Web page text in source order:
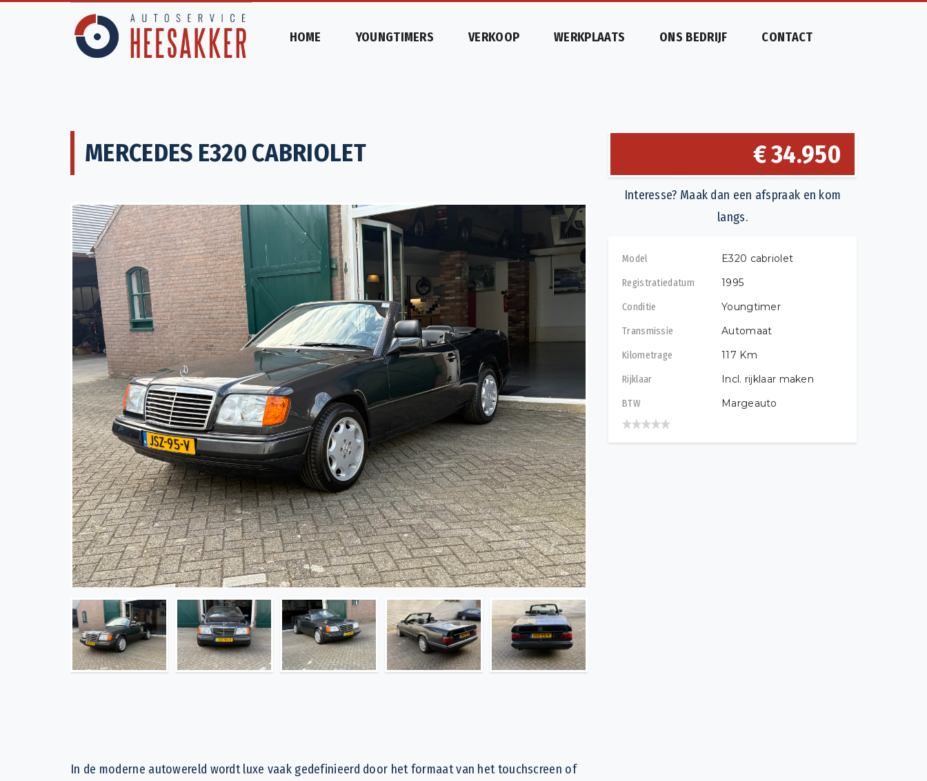
HOME YOUNGTIMERS VERKOOP WERKPLAATS ONS BEDRIJF CONTACT
MERCEDES E320 CABRIOLET
In de moderne autowereld wordt luxe vaak gedefinieerd door het formaat van het touchscreen of
€ 34.950
Interesse? Maak dan een afspraak en kom
langs.
Model E320 cabriolet
Registratiedatum 1995
Conditie Youngtimer
Transmissie Automaat
Kilometrage 117 Km
Rijklaar Incl. rijklaar maken
BTW Margeauto